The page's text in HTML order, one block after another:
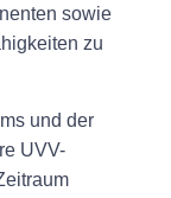
sowie
zu
und der
UVV-